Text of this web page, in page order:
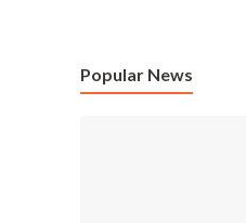
Popular News